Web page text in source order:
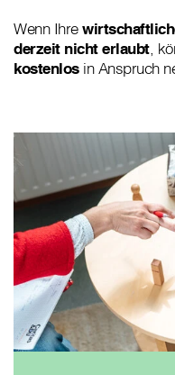
Wenn Ihre
derzeit nicht erlaubt,
kostenlosin Anspruch